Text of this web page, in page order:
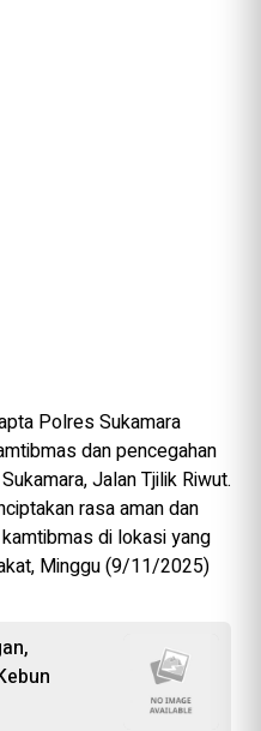
Polres Sukamara
dan pencegahan
Jalan Tjilik Riwut.
rasa aman dan
di lokasi yang
Minggu (9/11/2025)